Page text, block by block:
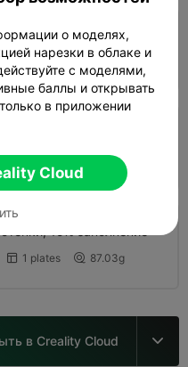
15% заполнение
 1 plates 88.36g
107.28g
 1 plates  87.03g
в Creality Cloud 
о моделях,
нарезки в облаке и
с моделями,
баллы и открывать
в приложении
Cloud